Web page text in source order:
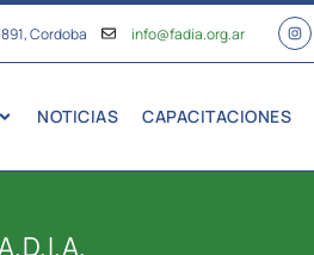
Cordoba info@fadia.org.ar
NOTICIAS CAPACITACIONES